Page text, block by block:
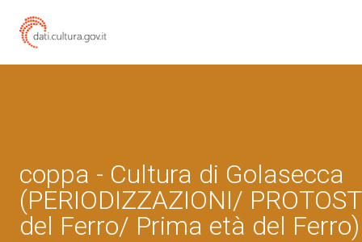
coppa - Cultura di Golasecca
(PERIODIZZAZIONI/
del Ferro/ Prima età del Ferro)